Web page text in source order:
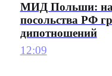
МИД Польши:
посольства РФ
дипотношений
12:09